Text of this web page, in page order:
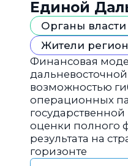
Единой
Органы власти
Жители
Финансовая
возможностью
операционных
оценки полного
результата на
горизонте